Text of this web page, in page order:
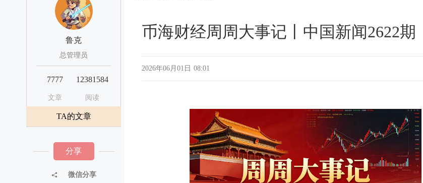
鲁克
总管理员
7777
文章
12381584
阅读
TA的文章
分享
微信分享
币海财经周周大事记丨中国新闻2622期
2026年06月01日 08:01